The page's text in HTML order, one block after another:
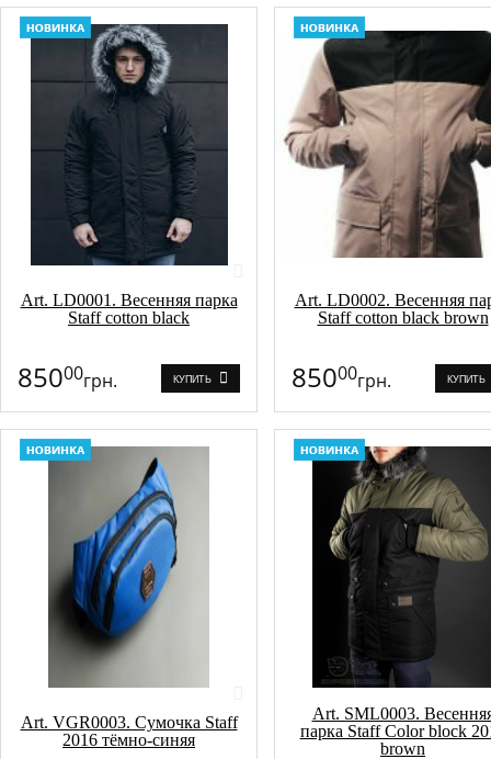
Art. LD0001. Весенняя парка
Staff cotton black
85000грн. КУПИТЬ
Art. LD0002. Весенняя
Staff cotton black brown
85000грн. КУПИТЬ
Art. VGR0003. Сумочка Staff
2016 тёмно-синяя
Art. SML0003.
парка Staff Color block
brown